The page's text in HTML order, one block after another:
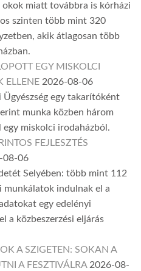
miatt továbbra is kórházi
szinten több mint 320
akik átlagosan több
EGY MISKOLCI
ELLENE 2026-08-06
egy takarítóként
munka közben három
miskolci irodaházból.
FEJLESZTÉS
08-06
Selyében: több mint 112
indulnak el a
egy edelényi
a közbeszerzési eljárás
A SZIGETEN: SOKAN A
A FESZTIVÁLRA 2026-08-